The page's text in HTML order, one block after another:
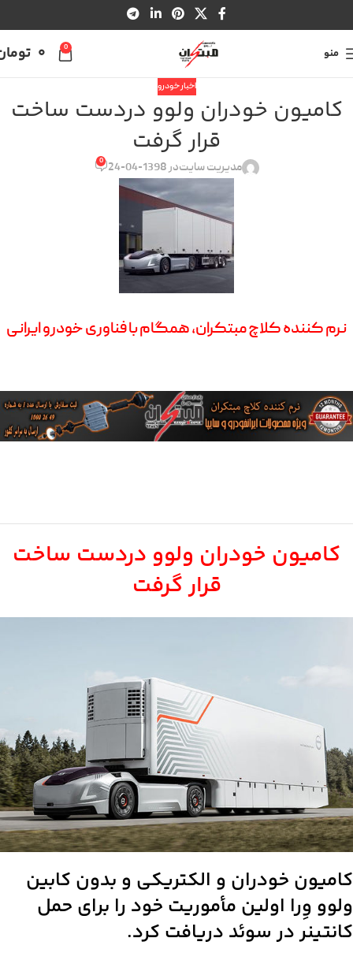
منو 0
0
اخبار خودرو
کامیون خودران ولوو دردست ساخت
قرار گرفت
مدیریت سایتدر 1398-04-24 0
نرم کننده کلاچ مبتکران, همگام با فناوری خودرو ایرانی
کامیون خودران ولوو دردست ساخت
قرار گرفت
کامیون خودران و الکتریکی و بدون کابین
ولوو وِرا اولین مأموریت خود را برای حمل
کانتینر در سوئد دریافت کرد.